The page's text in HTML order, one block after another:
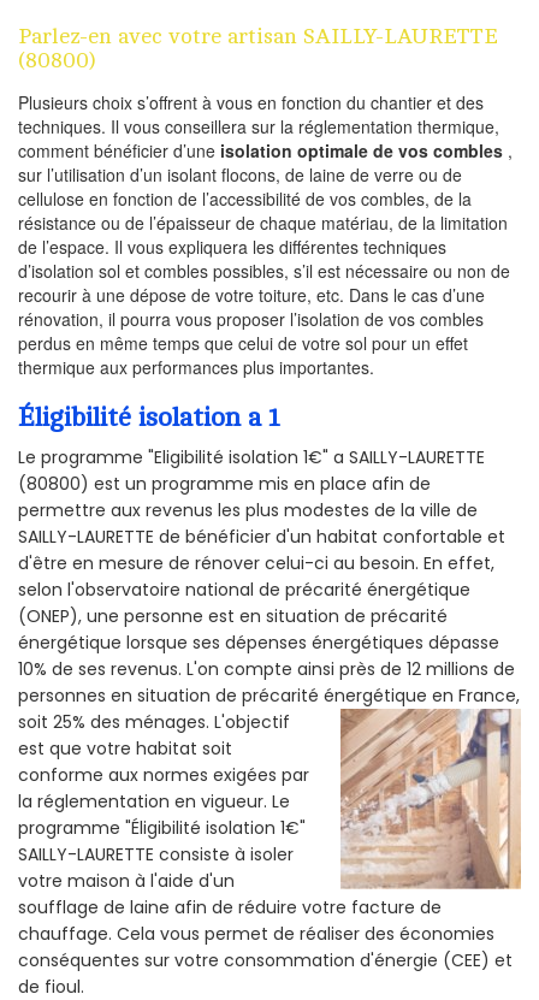
Parlez-en avec votre artisan SAILLY-LAURETTE
(80800)
Plusieurs choix s’offrent à vous en fonction du chantier et des
techniques. Il vous conseillera sur la réglementation thermique,
comment bénéficier d’une isolation optimale de vos combles ,
sur l’utilisation d’un isolant flocons, de laine de verre ou de
cellulose en fonction de l’accessibilité de vos combles, de la
résistance ou de l’épaisseur de chaque matériau, de la limitation
de l’espace. Il vous expliquera les différentes techniques
d’isolation sol et combles possibles, s’il est nécessaire ou non de
recourir à une dépose de votre toiture, etc. Dans le cas d’une
rénovation, il pourra vous proposer l’isolation de vos combles
perdus en même temps que celui de votre sol pour un effet
thermique aux performances plus importantes.
Éligibilité isolation a 1
Le programme "Eligibilité isolation 1€" a SAILLY-LAURETTE
(80800) est un programme mis en place afin de
permettre aux revenus les plus modestes de la ville de
SAILLY-LAURETTE de bénéficier d'un habitat confortable et
d'être en mesure de rénover celui-ci au besoin. En effet,
selon l'observatoire national de précarité énergétique
(ONEP), une personne est en situation de précarité
énergétique lorsque ses dépenses énergétiques dépasse
10% de ses revenus. L'on compte ainsi près de 12 millions de
personnes en situation de précarité énergétique en France,
soit 25% des ménages. L'objectif
est que votre habitat soit
conforme aux normes exigées par
la réglementation en vigueur. Le
programme "Éligibilité isolation 1€"
SAILLY-LAURETTE consiste à isoler
votre maison à l'aide d'un
soufflage de laine afin de réduire votre facture de
chauffage. Cela vous permet de réaliser des économies
conséquentes sur votre consommation d'énergie (CEE) et
de fioul.